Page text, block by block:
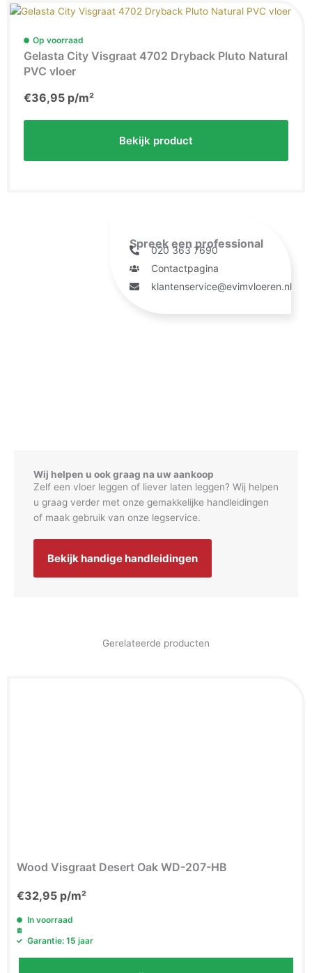
Op voorraad
Gelasta City Visgraat 4702 Dryback Pluto Natural
PVC vloer
€36,95 p/m²
Bekijk product
Spreek een professional
020 363 7690
Contactpagina
klantenservice@evimvloeren.nl
Wij helpen u ook graag na uw aankoop
Zelf een vloer leggen of liever laten leggen? Wij helpen
u graag verder met onze gemakkelijke handleidingen
of maak gebruik van onze legservice.
Bekijk handige handleidingen
Gerelateerde producten
Wood Visgraat Desert Oak WD-207-HB
€32,95 p/m²
In voorraad
Garantie: 15 jaar